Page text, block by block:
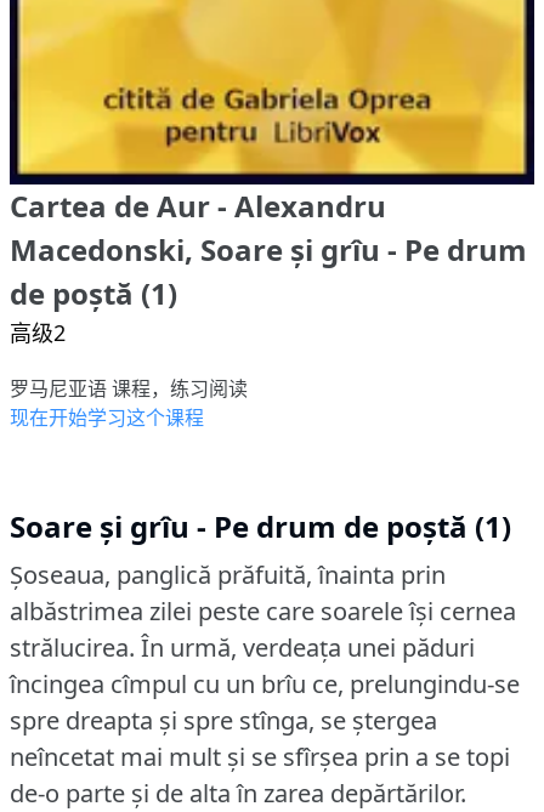
Cartea de Aur - Alexandru
Macedonski, Soare și grîu - Pe drum
de poștă (1)
高级2
罗马尼亚语 课程，练习阅读
现在开始学习这个课程
Soare și grîu - Pe drum de poștă (1)
Șoseaua, panglică prăfuită, înainta prin
albăstrimea zilei peste care soarele își cernea
strălucirea. În urmă, verdeața unei păduri
încingea cîmpul cu un brîu ce, prelungindu-se
spre dreapta și spre stînga, se ștergea
neîncetat mai mult și se sfîrșea prin a se topi
de-o parte și de alta în zarea depărtărilor.